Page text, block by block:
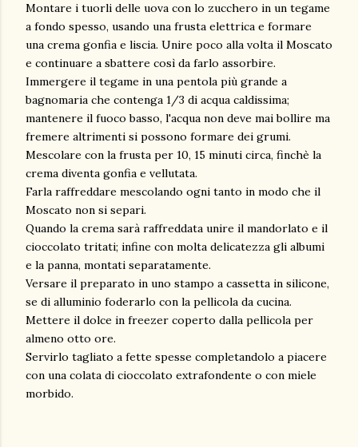
Montare i tuorli delle uova con lo zucchero in un tegame
a fondo spesso, usando una frusta elettrica e formare
una crema gonfia e liscia. Unire poco alla volta il Moscato
e continuare a sbattere così da farlo assorbire.
Immergere il tegame in una pentola più grande a
bagnomaria che contenga 1/3 di acqua caldissima;
mantenere il fuoco basso, l'acqua non deve mai bollire ma
fremere altrimenti si possono formare dei grumi.
Mescolare con la frusta per 10, 15 minuti circa, finchè la
crema diventa gonfia e vellutata.
Farla raffreddare mescolando ogni tanto in modo che il
Moscato non si separi.
Quando la crema sarà raffreddata unire il mandorlato e il
cioccolato tritati; infine con molta delicatezza gli albumi
e la panna, montati separatamente.
Versare il preparato in uno stampo a cassetta in silicone,
se di alluminio foderarlo con la pellicola da cucina.
Mettere il dolce in freezer coperto dalla pellicola per
almeno otto ore.
Servirlo tagliato a fette spesse completandolo a piacere
con una colata di cioccolato extrafondente o con miele
morbido.